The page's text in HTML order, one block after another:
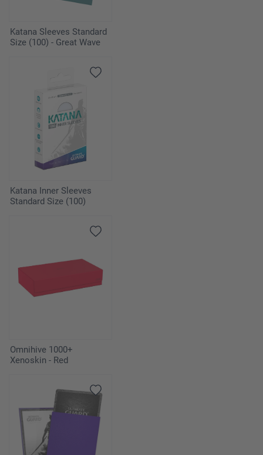
Katana Sleeves Standard
Size (100) - Great Wave
Katana Inner Sleeves
Standard Size (100)
Omnihive 1000+
Xenoskin - Red